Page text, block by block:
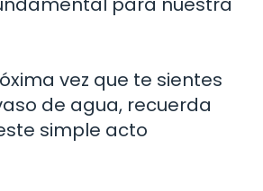
vez que te sientes
de agua, recuerda
simple acto